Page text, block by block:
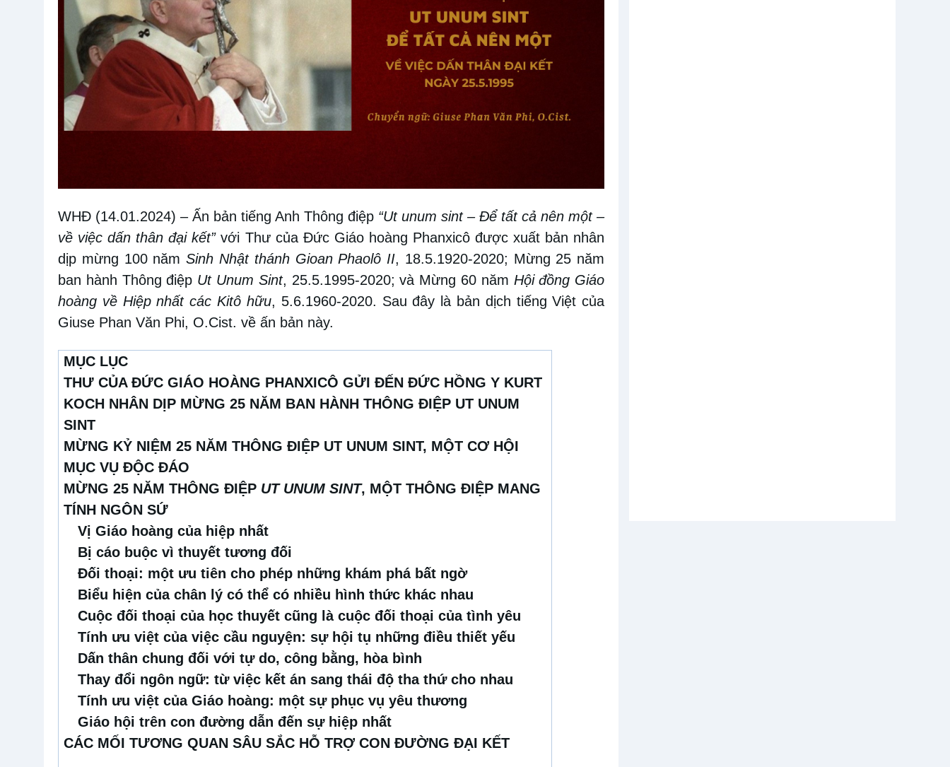
WHĐ (14.01.2024) – Ấn bản tiếng Anh Thông điệp “Ut unum sint – Để tất cả nên một –
về việc dấn thân đại kết”với Thư của Đức Giáo hoàng Phanxicô được xuất bản nhân
dịp mừng 100 nămSinh Nhật thánh Gioan Phaolô II, 18.5.1920-2020; Mừng 25 năm
ban hành Thông điệp Ut Unum Sint, 25.5.1995-2020; và Mừng 60 năm Hội đồng Giáo
hoàng về Hiệp nhất các Kitô hữu, 5.6.1960-2020. Sau đây là bản dịch tiếng Việt của
Giuse Phan Văn Phi, O.Cist. về ấn bản này.
MỤC LỤC
THƯ CỦA ĐỨC GIÁO HOÀNG PHANXICÔ GỬI ĐẾN ĐỨC HỒNG Y KURT
KOCH NHÂN DỊP MỪNG 25 NĂM BAN HÀNH THÔNG ĐIỆP UT UNUM
SINT
MỪNG KỶ NIỆM 25 NĂM THÔNG ĐIỆP UT UNUM SINT, MỘT CƠ HỘI
MỤC VỤ ĐỘC ĐÁO
MỪNG 25 NĂM THÔNG ĐIỆP UT UNUM SINT, MỘT THÔNG ĐIỆP MANG
TÍNH NGÔN SỨ
Vị Giáo hoàng của hiệp nhất
Bị cáo buộc vì thuyết tương đối
Đối thoại: một ưu tiên cho phép những khám phá bất ngờ
Biểu hiện của chân lý có thể có nhiều hình thức khác nhau
Cuộc đối thoại của học thuyết cũng là cuộc đối thoại của tình yêu
Tính ưu việt của việc cầu nguyện: sự hội tụ những điều thiết yếu
Dấn thân chung đối với tự do, công bằng, hòa bình
Thay đổi ngôn ngữ: từ việc kết án sang thái độ tha thứ cho nhau
Tính ưu việt của Giáo hoàng: một sự phục vụ yêu thương
Giáo hội trên con đường dẫn đến sự hiệp nhất
CÁC MỐI TƯƠNG QUAN SÂU SẮC HỖ TRỢ CON ĐƯỜNG ĐẠI KẾT